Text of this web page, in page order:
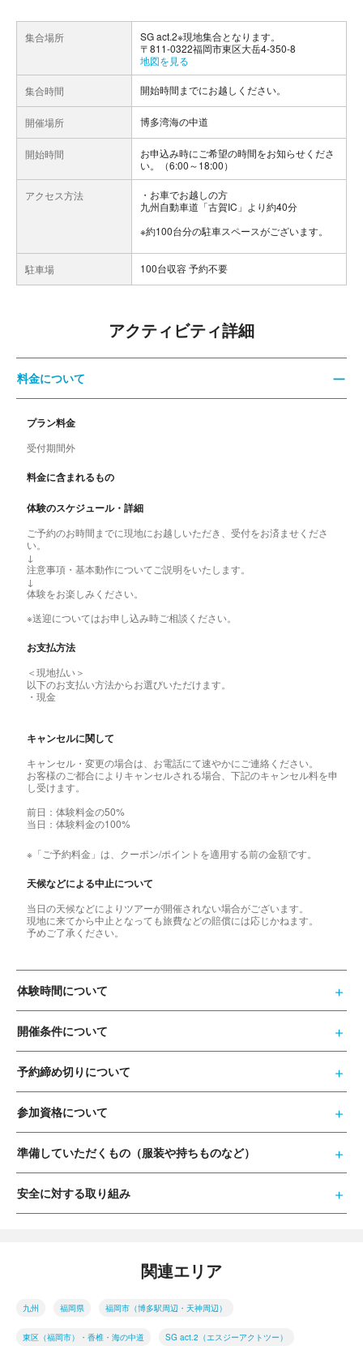
集合場所
SG act.2※現地集合となります。
〒811-0322福岡市東区大岳4-350-8
地図を見る
集合時間 開始時間までにお越しください。
開催場所 博多湾海の中道
開始時間
お申込み時にご希望の時間をお知らせくださ
い。（6:00～18:00）
アクセス方法
お車でお越しの方
九州自動車道「古賀IC」より約40分
※約100台分の駐車スペースがございます。
駐車場 100台収容 予約不要
アクティビティ詳細
料金について
プラン料金
受付期間外
料金に含まれるもの
体験のスケジュール・詳細
ご予約のお時間までに現地にお越しいただき、受付をお済ませくださ
い。
↓
注意事項・基本動作についてご説明をいたします。
↓
体験をお楽しみください。
※送迎についてはお申し込み時ご相談ください。
お支払方法
＜現地払い＞
以下のお支払い方法からお選びいただけます。
・現金
キャンセルに関して
キャンセル・変更の場合は、お電話にて速やかにご連絡ください。
お客様のご都合によりキャンセルされる場合、下記のキャンセル料を申
し受けます。
前日：体験料金の50%
当日：体験料金の100%
※「ご予約料金」は、クーポン/ポイントを適用する前の金額です。
天候などによる中止について
当日の天候などによりツアーが開催されない場合がございます。
現地に来てから中止となっても旅費などの賠償には応じかねます。
予めご了承ください。
体験時間について
開催条件について
予約締め切りについて
参加資格について
準備していただくもの（服装や持ちものなど）
安全に対する取り組み
関連エリア
九州 福岡県 福岡市（博多駅周辺・天神周辺）
東区（福岡市）・香椎・海の中道 SG act.2（エスジーアクトツー）